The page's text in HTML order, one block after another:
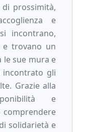
prossimità,
e
incontrano,
e trovano un
le sue mura e
incontrato gli
Grazie alla
e
solidarietà e